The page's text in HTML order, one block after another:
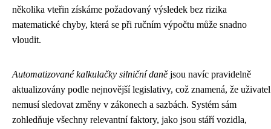
několika vteřin získáme požadovaný výsledek bez rizika
matematické chyby, která se při ručním výpočtu může snadno
vloudit.
Automatizované kalkulačky silniční daně jsou navíc pravidelně
aktualizovány podle nejnovější legislativy, což znamená, že uživatel
nemusí sledovat změny v zákonech a sazbách. Systém sám
zohledňuje všechny relevantní faktory, jako jsou stáří vozidla,